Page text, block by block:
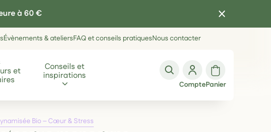
à 60 €
Évènements & ateliersFAQ et conseils pratiquesNous contacter
et Conseils et
inspirations
ComptePanier
Bio – Cœur & Stress